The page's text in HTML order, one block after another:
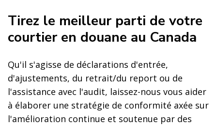
Tirez le meilleur parti de votre
courtier en douane au Canada
Qu'il s'agisse de déclarations d'entrée,
d'ajustements, du retrait/du report ou de
l'assistance avec l'audit, laissez-nous vous aider
à élaborer une stratégie de conformité axée sur
l'amélioration continue et soutenue par des